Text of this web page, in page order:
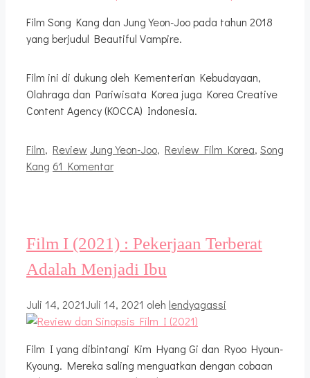
Film Song Kang dan Jung Yeon-Joo pada tahun 2018
yang berjudul Beautiful Vampire.
Film ini di dukung oleh Kementerian Kebudayaan,
Olahraga dan Pariwisata Korea juga Korea Creative
Content Agency (KOCCA) Indonesia.
Kategori
Film, Review Tag
Jung Yeon-Joo, Review Film Korea, Song
Kang 61 Komentar
Film I (2021) : Pekerjaan Terberat
Adalah Menjadi Ibu
Juli 14, 2021Juli 14, 2021 oleh lendyagassi
Film I yang dibintangi Kim Hyang Gi dan Ryoo Hyoun-
Kyoung. Mereka saling menguatkan dengan cobaan